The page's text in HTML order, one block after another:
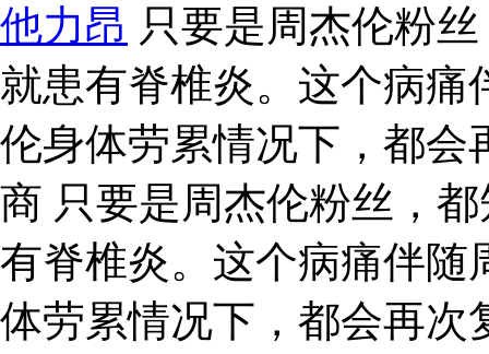
他力昂 只要是周杰伦粉
就患有脊椎炎。这个病痛
伦身体劳累情况下，都会
商 只要是周杰伦粉丝，
有脊椎炎。这个病痛伴随
体劳累情况下，都会再次